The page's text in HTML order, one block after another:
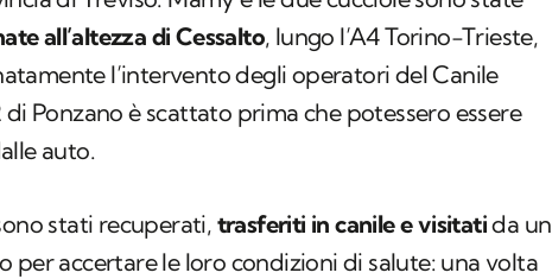
all’altezza di Cessalto, lungo l’A4 Torino-Trieste,
l’intervento degli operatori del Canile
di Ponzano è scattato prima che potessero essere
auto.
stati recuperati,trasferiti in canile e visitatida un
per accertare le loro condizioni di salute: una volta